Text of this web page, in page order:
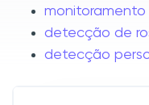
detecção de
detecção